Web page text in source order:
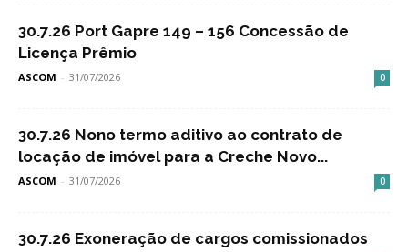
30.7.26 Port Gapre 149 – 156 Concessão de
Licença Prêmio
ASCOM - 31/07/2026 0
30.7.26 Nono termo aditivo ao contrato de
locação de imóvel para a Creche Novo...
ASCOM - 31/07/2026 0
30.7.26 Exoneração de cargos comissionados